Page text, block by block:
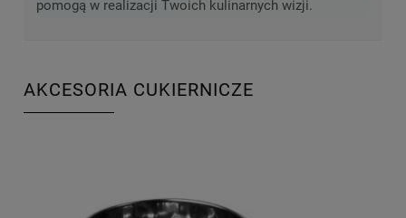
pomogą w realizacji Twoich kulinarnych wizji.
AKCESORIA CUKIERNICZE